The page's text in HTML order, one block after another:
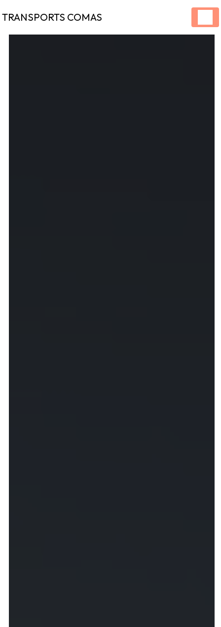
TRANSPORTS COMAS